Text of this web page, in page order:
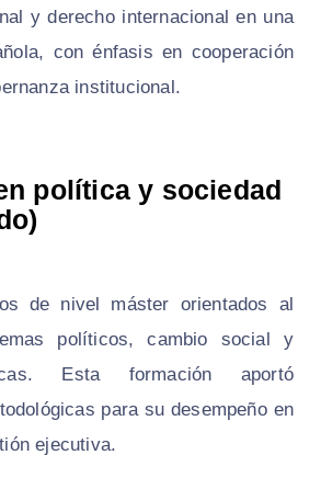
y derecho internacional en una
con énfasis en cooperación
institucional.
política y sociedad
de nivel máster orientados al
políticos, cambio social y
Esta formación aportó
para su desempeño en
ejecutiva.